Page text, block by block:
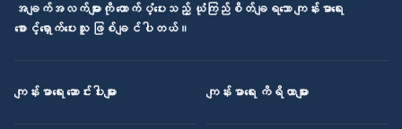
အချက်အလက်များကို ထောက်ပံ့ပေးသည့် ယုံကြည်စိတ်ချရသော ကျန်းမာရေး
စောင့်ရှောက်ပေးသူ ဖြစ်ချင်ပါတယ်။
ကျန်းမာရေး ဆောင်းပါးများ ကျန်းမာရေး ကိရိယာများ